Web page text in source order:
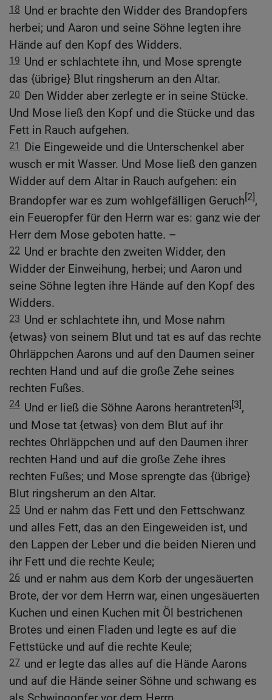
18 Und er brachte den Widder des Brandopfers
herbei; und Aaron und seine Söhne legten ihre
Hände auf den Kopf des Widders.
19 Und er schlachtete ihn, und Mose sprengte
das {übrige} Blut ringsherum an den Altar.
20 Den Widder aber zerlegte er in seine Stücke.
Und Mose ließ den Kopf und die Stücke und das
Fett in Rauch aufgehen.
21 Die Eingeweide und die Unterschenkel aber
wusch er mit Wasser. Und Mose ließ den ganzen
Widder auf dem Altar in Rauch aufgehen: ein
Brandopfer war es zum wohlgefälligen Geruch[2],
ein Feueropfer für den Herrn war es: ganz wie der
Herr dem Mose geboten hatte. –
22 Und er brachte den zweiten Widder, den
Widder der Einweihung, herbei; und Aaron und
seine Söhne legten ihre Hände auf den Kopf des
Widders.
23 Und er schlachtete ihn, und Mose nahm
{etwas} von seinem Blut und tat es auf das rechte
Ohrläppchen Aarons und auf den Daumen seiner
rechten Hand und auf die große Zehe seines
rechten Fußes.
24 Und er ließ die Söhne Aarons herantreten[3],
und Mose tat {etwas} von dem Blut auf ihr
rechtes Ohrläppchen und auf den Daumen ihrer
rechten Hand und auf die große Zehe ihres
rechten Fußes; und Mose sprengte das {übrige}
Blut ringsherum an den Altar.
25 Und er nahm das Fett und den Fettschwanz
und alles Fett, das an den Eingeweiden ist, und
den Lappen der Leber und die beiden Nieren und
ihr Fett und die rechte Keule;
26 und er nahm aus dem Korb der ungesäuerten
Brote, der vor dem Herrn war, einen ungesäuerten
Kuchen und einen Kuchen mit Öl bestrichenen
Brotes und einen Fladen und legte es auf die
Fettstücke und auf die rechte Keule;
27 und er legte das alles auf die Hände Aarons
und auf die Hände seiner Söhne und schwang es